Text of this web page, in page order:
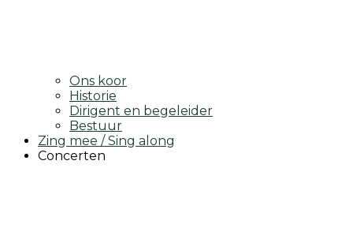
Ons koor
Historie
Dirigent en begeleider
Bestuur
Zing mee / Sing along
Concerten